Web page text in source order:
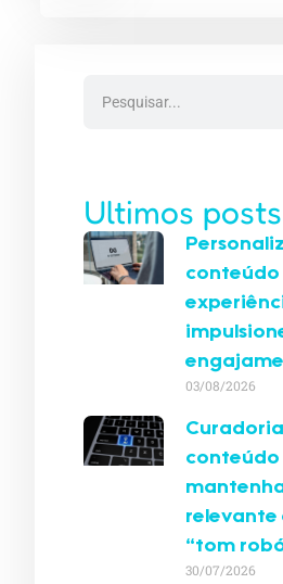
Ultimos posts
conteúdo
03/08/2026
conteúdo
relevante
“tom
30/07/2026